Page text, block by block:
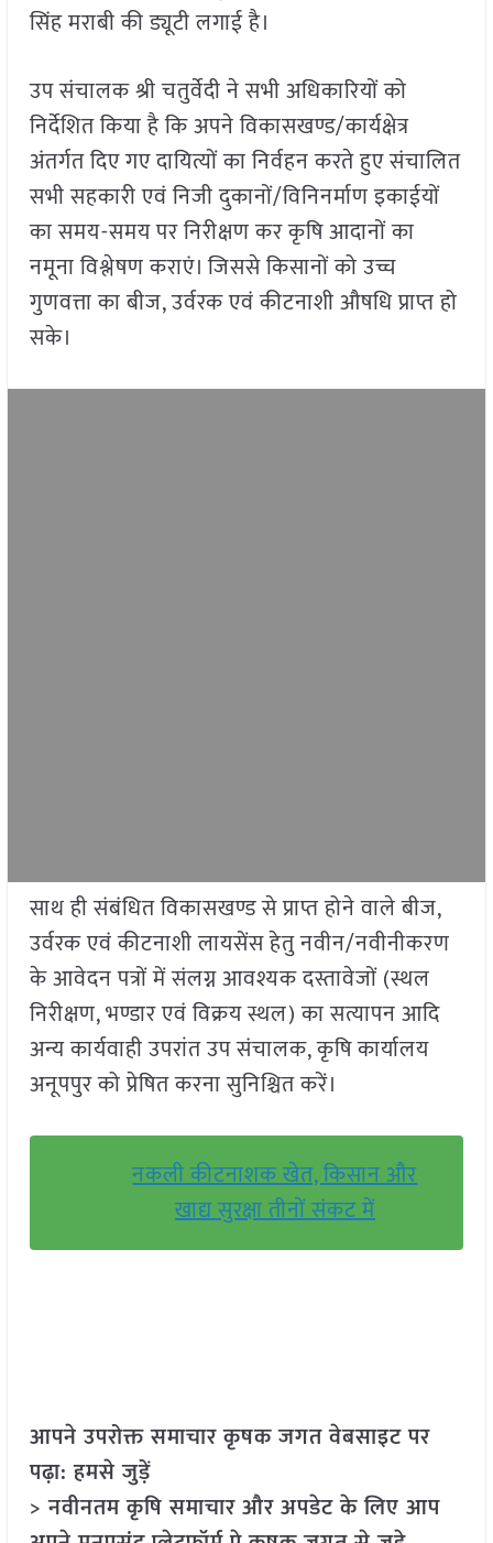
सिंह मराबी की ड्यूटी लगाई है।
उप संचालक श्री चतुर्वेदी ने सभी अधिकारियों को
निर्देशित किया है कि अपने विकासखण्ड/कार्यक्षेत्र
अंतर्गत दिए गए दायित्यों का निर्वहन करते हुए संचालित
सभी सहकारी एवं निजी दुकानों/विनिनर्माण इकाईयों
का समय-समय पर निरीक्षण कर कृषि आदानों का
नमूना विश्लेषण कराएं। जिससे किसानों को उच्च
गुणवत्ता का बीज, उर्वरक एवं कीटनाशी औषधि प्राप्त हो
सके।
साथ ही संबंधित विकासखण्ड से प्राप्त होने वाले बीज,
उर्वरक एवं कीटनाशी लायसेंस हेतु नवीन/नवीनीकरण
के आवेदन पत्रों में संलग्न आवश्यक दस्तावेजों (स्थल
निरीक्षण, भण्डार एवं विक्रय स्थल) का सत्यापन आदि
अन्य कार्यवाही उपरांत उप संचालक, कृषि कार्यालय
अनूपपुर को प्रेषित करना सुनिश्चित करें।
नकली कीटनाशक खेत, किसान और
खाद्य सुरक्षा तीनों संकट में
आपने उपरोक्त समाचार कृषक जगत वेबसाइट पर
पढ़ा: हमसे जुड़ें
> नवीनतम कृषि समाचार और अपडेट के लिए आप